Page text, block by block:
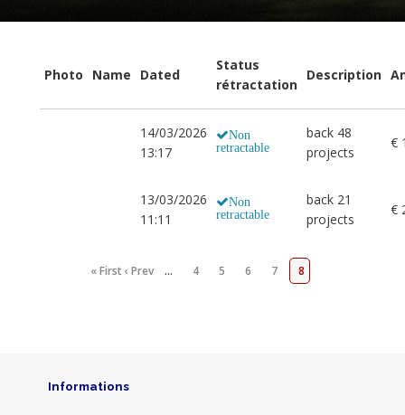
Photo Name Dated
Status
rétractation
Description
14/03/2026
13:17
Non
retractable
back 48
projects
€
13/03/2026
11:11
Non
retractable
back 21
projects
€
« First‹ Prev … 4 5 6 7 8
Informations